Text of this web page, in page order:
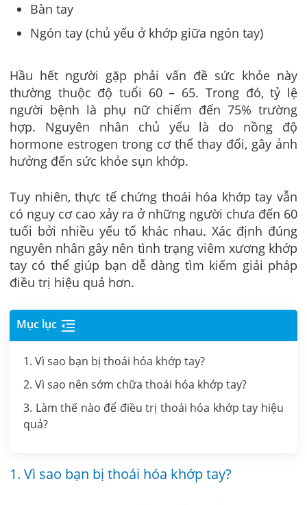
Bàn tay
Ngón tay (chủ yếu ở khớp giữa ngón tay)
Hầu hết người gặp phải vấn đề sức khỏe này
thường thuộc độ tuổi 60 – 65. Trong đó, tỷ lệ
người bệnh là phụ nữ chiếm đến 75% trường
hợp. Nguyên nhân chủ yếu là do nồng độ
hormone estrogen trong cơ thể thay đổi, gây ảnh
hưởng đến sức khỏe sụn khớp.
Tuy nhiên, thực tế chứng thoái hóa khớp tay vẫn
có nguy cơ cao xảy ra ở những người chưa đến 60
tuổi bởi nhiều yếu tố khác nhau. Xác định đúng
nguyên nhân gây nên tình trạng viêm xương khớp
tay có thể giúp bạn dễ dàng tìm kiếm giải pháp
điều trị hiệu quả hơn.
Mục lục
1. Vì sao bạn bị thoái hóa khớp tay?
2. Vì sao nên sớm chữa thoái hóa khớp tay?
3. Làm thế nào để điều trị thoái hóa khớp tay hiệu
quả?
1. Vì sao bạn bị thoái hóa khớp tay?